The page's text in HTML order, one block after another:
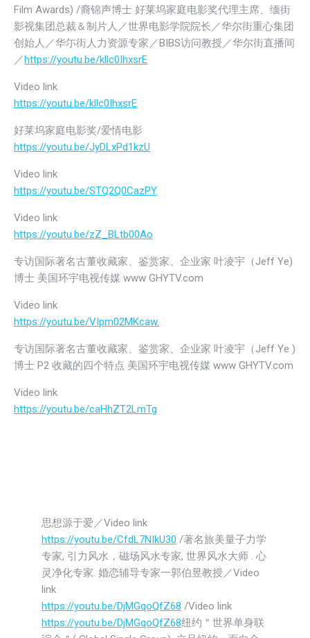
Film Awards) /裔锦声博士 好莱坞家庭电影奖代理主席、缅街
影视集团总裁＆制片人／世界电影学院院长／华尔街重心集团
创始人／华尓街人力资源专家／BIBS访问教授／华尔街直播间
／https://youtu.be/kllc0IhxsrE
Video link
https://youtu.be/kllc0IhxsrE
好莱坞家庭电影奖/爱情电影
https://youtu.be/JyDLxPd1kzU
Video link
https://youtu.be/STQ2Q0CazPY
Video link
https://youtu.be/zZ_BLtb00Ao
专访国际著名古董收藏家、鉴赏家、企业家 叶凌宇（Jeff Ye)
博士 美国环宇电视传媒 www GHYTV.com
Video link
https://youtu.be/VIpm02MKcaw.
专访国际著名古董收藏家、鉴赏家、企业家 叶凌宇（Jeff Ye )
博士 P2 收藏的四个特点 美国环宇电视传媒 www GHYTV.com
Video link
https://youtu.be/caHhZT2LmTg
思想源于爱／Video link
https://youtu.be/CfdL7NIkU30 /著名旅美量子力学
专家, 引力风水，磁场风水专家, 世界风水大师 . 心
灵净化专家. 婚恋辅导专家一郭伯昱教授／Video
link
https://youtu.be/DjMGqoQfZ68 /Video link
https://youtu.be/DjMGqoQfZ68纽约＂世界单身联